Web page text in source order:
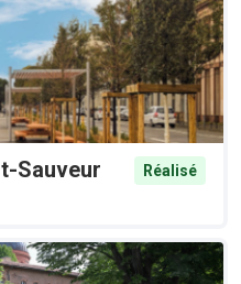
Sauveur
Réalisé